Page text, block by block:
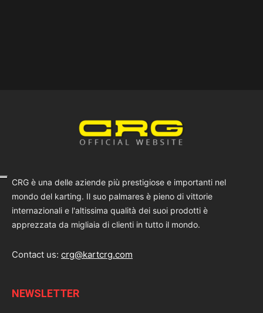
CRG è una delle aziende più prestigiose e importanti nel
mondo del karting. Il suo palmares è pieno di vittorie
internazionali e l'altissima qualità dei suoi prodotti è
apprezzata da migliaia di clienti in tutto il mondo.
Contact us: crg@kartcrg.com
NEWSLETTER